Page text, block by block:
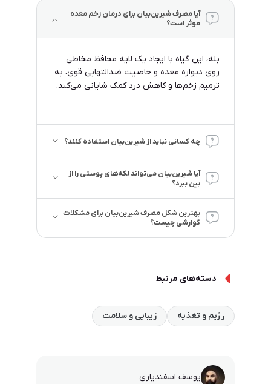
آیا مصرف شیرین‌بیان برای درمان زخم معده
موثر است؟
بله، این گیاه با ایجاد یک لایه محافظ مخاطی
روی دیواره معده و خاصیت ضدالتهابی قوی، به
ترمیم زخم‌ها و کاهش درد کمک شایانی می‌کند.
چه کسانی نباید از شیرین‌بیان استفاده کنند؟
آیا شیرین‌بیان می‌تواند لکه‌های پوستی را از
بین ببرد؟
بهترین شکل مصرف شیرین‌بیان برای مشکلات
گوارشی چیست؟
دسته‌های مرتبط
رژیم و تغذیه زیبایی و سلامت
یوسف اسفندیاری